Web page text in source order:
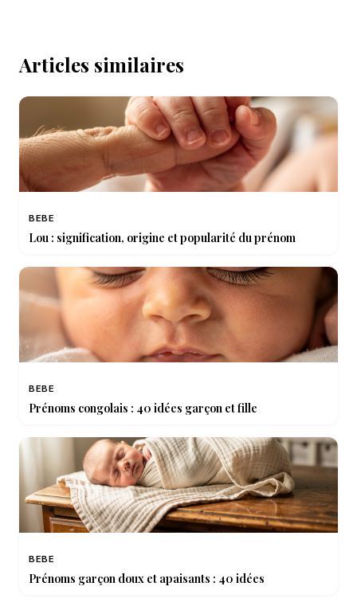
Articles similaires
BEBE
Lou : signification, origine et popularité du prénom
BEBE
Prénoms congolais : 40 idées garçon et fille
BEBE
Prénoms garçon doux et apaisants : 40 idées